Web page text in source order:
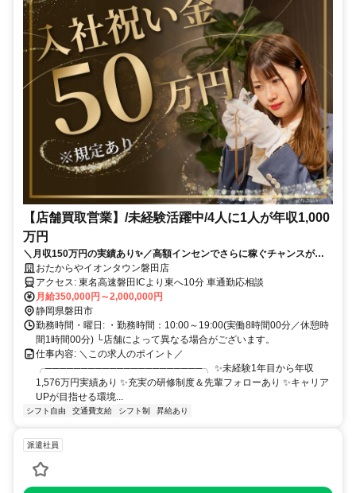
【店舗買取営業】/未経験活躍中/4人に1人が年収1,000
万円
＼月収150万円の実績あり✨／高額インセンでさらに稼ぐチャンスがあ
ります❗ ✨賞与年2回✨入社祝い金あり ✅テレアポなし！✅残業ほぼなし
✅土日希望休もOK✅女性も活躍中✅研修サポートも充実❗
おたからやイオンタウン磐田店
アクセス: 東名高速磐田ICより東へ10分 車通勤応相談
月給350,000円～2,000,000円
静岡県磐田市
勤務時間・曜日: ・勤務時間：10:00～19:00(実働8時間00分／休憩時
間1時間00分) └店舗によって異なる場合がございます。
仕事内容: ＼この求人のポイント／
╭──────────────────────╮ ✨未経験1年目から年収
1,576万円実績あり ✨充実の研修制度＆先輩フォローあり ✨キャリア
UPが目指せる環境...
シフト自由 交通費支給 シフト制 昇給あり
派遣社員